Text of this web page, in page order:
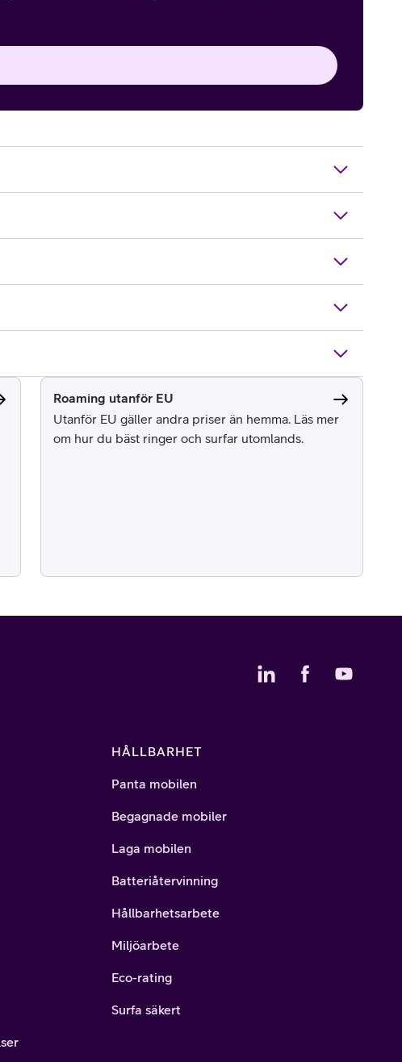
Roaming utanför EU
Utanför EU gäller andra priser än hemma. Läs mer
om hur du bäst ringer och surfar utomlands.
HÅLLBARHET
Panta mobilen
Begagnade mobiler
Laga mobilen
Batteriåtervinning
Hållbarhetsarbete
Miljöarbete
Eco-rating
Surfa säkert